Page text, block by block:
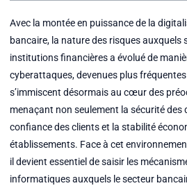
Avec la montée en puissance de la
bancaire, la nature des risques auxquels
institutions financières a évolué de
cyberattaques, devenues plus
s’immiscent désormais au cœur des
menaçant non seulement la sécurité des
confiance des clients et la stabilité
établissements. Face à cet
il devient essentiel de saisir les
informatiques auxquels le secteur